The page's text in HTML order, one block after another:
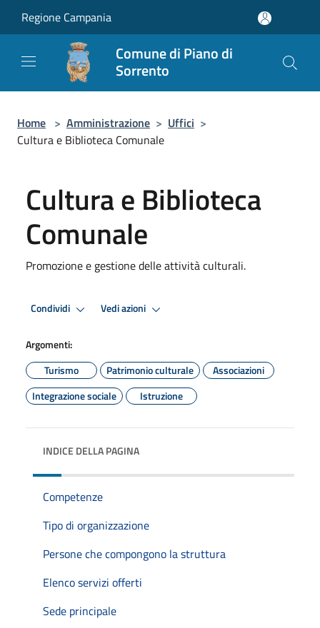
Regione Campania
Comune di Piano di
Sorrento
Home > Amministrazione > Uffici >
Cultura e Biblioteca Comunale
Cultura e Biblioteca
Comunale
Promozione e gestione delle attività culturali.
Condividi Vedi azioni
Argomenti:
Turismo
Patrimonio culturale
Associazioni
Integrazione sociale
Istruzione
INDICE DELLA PAGINA
Competenze
Tipo di organizzazione
Persone che compongono la struttura
Elenco servizi offerti
Sede principale